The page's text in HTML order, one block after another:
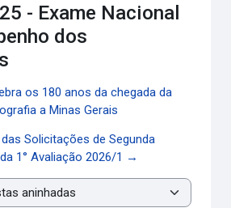
- Exame Nacional
dos
os 180 anos da chegada da
a Minas Gerais
Solicitações de Segunda
1° Avaliação 2026/1 →